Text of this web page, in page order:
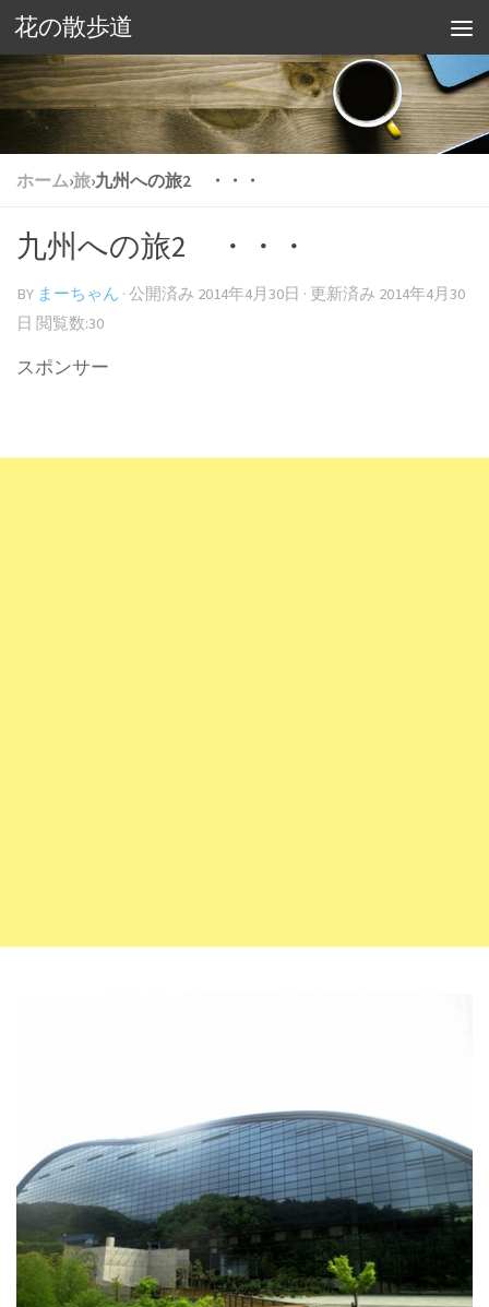
花の散歩道
ホーム›旅›九州への旅2 ・・・
九州への旅2 ・・・
BY まーちゃん · 公開済み 2014年4月30日 · 更新済み 2014年4月30
日 閲覧数:30
スポンサー